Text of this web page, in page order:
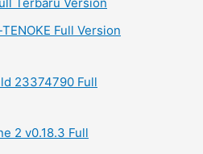
Full Version
23374790 Full
2 v0.18.3 Full